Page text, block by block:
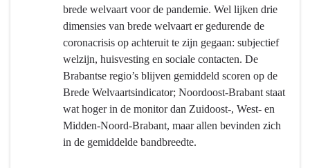
Talentontwikkeling
brede welvaart voor de pandemie. Wel lijken drie
dimensies van brede welvaart er gedurende de
coronacrisis op achteruit te zijn gegaan: subjectief
welzijn, huisvesting en sociale contacten. De
Brabantse regio’s blijven gemiddeld scoren op de
Brede Welvaartsindicator; Noordoost-Brabant staat
wat hoger in de monitor dan Zuidoost-, West- en
Midden-Noord-Brabant, maar allen bevinden zich
in de gemiddelde bandbreedte.